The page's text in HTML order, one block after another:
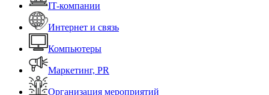
IT-компании
Интернет и связь
Компьютеры
Маркетинг, PR
Организация мероприятий